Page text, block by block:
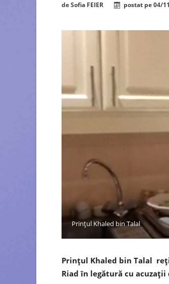
Viitorul
deSofia FEIER postat pe04/
Prințul Khaled bin Talal
Prințul Khaled bin Talal
Riad în legătură cu